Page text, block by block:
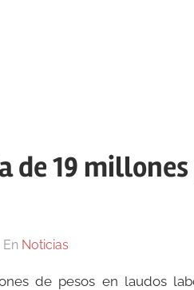
de 19
En Noticias
de pesos en laudos